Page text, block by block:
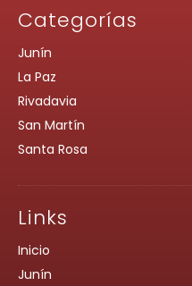
Categorías
Junín
La Paz
Rivadavia
San Martín
Santa Rosa
Links
Inicio
Junín